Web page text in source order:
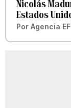
Nicolás
Estados
Por Agencia